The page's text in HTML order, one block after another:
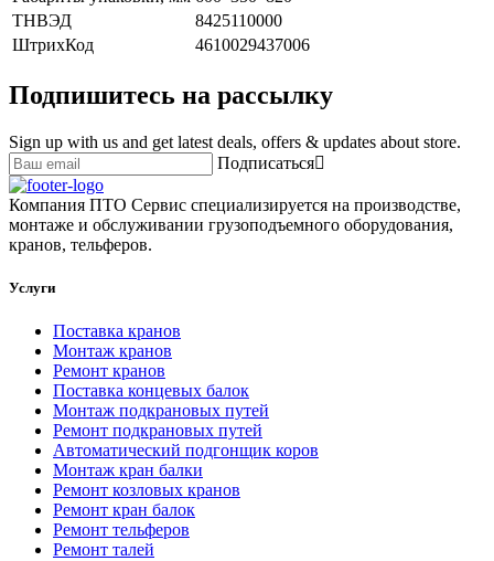
ТНВЭД
8425110000
ШтрихКод
4610029437006
Подпишитесь на рассылку
Sign up with us and get latest deals, offers & updates about store.
Подписаться
Компания ПТО Сервис специализируется на производстве,
монтаже и обслуживании грузоподъемного оборудования,
кранов, тельферов.
Услуги
Поставка кранов
Монтаж кранов
Ремонт кранов
Поставка концевых балок
Монтаж подкрановых путей
Ремонт подкрановых путей
Автоматический подгонщик коров
Монтаж кран балки
Ремонт козловых кранов
Ремонт кран балок
Ремонт тельферов
Ремонт талей